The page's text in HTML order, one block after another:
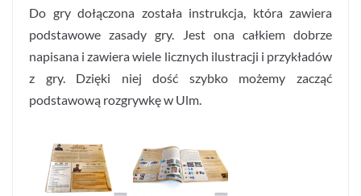
Do gry dołączona została instrukcja, która zawiera
podstawowe zasady gry. Jest ona całkiem dobrze
napisana i zawiera wiele licznych ilustracji i przykładów
z gry. Dzięki niej dość szybko możemy zacząć
podstawową rozgrywkę w Ulm.